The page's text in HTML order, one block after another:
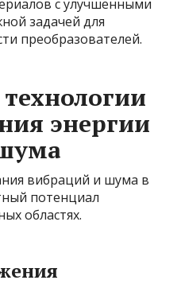
с улучшенными
задачей для
преобразователей.
энергии
вибраций и шума в
потенциал
областях.